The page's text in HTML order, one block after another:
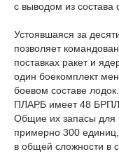
с выводом из состава
Устоявшаяся за
позволяет
поставках ракет и
один боекомплект
боевом составе
ПЛАРБ имеет 48 БРПЛ
Общие их запасы для
примерно 300
в общей сложности в